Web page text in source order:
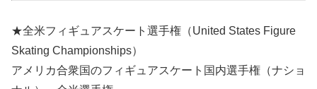
★全米フィギュアスケート選手権（United States Figure
Skating Championships）
アメリカ合衆国のフィギュアスケート国内選手権（ナショ